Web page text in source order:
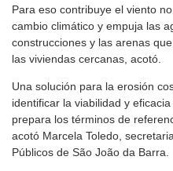
Para eso contribuye el viento
cambio climático y empuja las
construcciones y las arenas
las viviendas cercanas, acotó.
Una solución para la erosión
identificar la viabilidad y
prepara los términos de
acotó Marcela Toledo,
Públicos de São João da Barra.